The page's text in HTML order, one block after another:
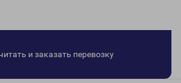
и заказать перевозку